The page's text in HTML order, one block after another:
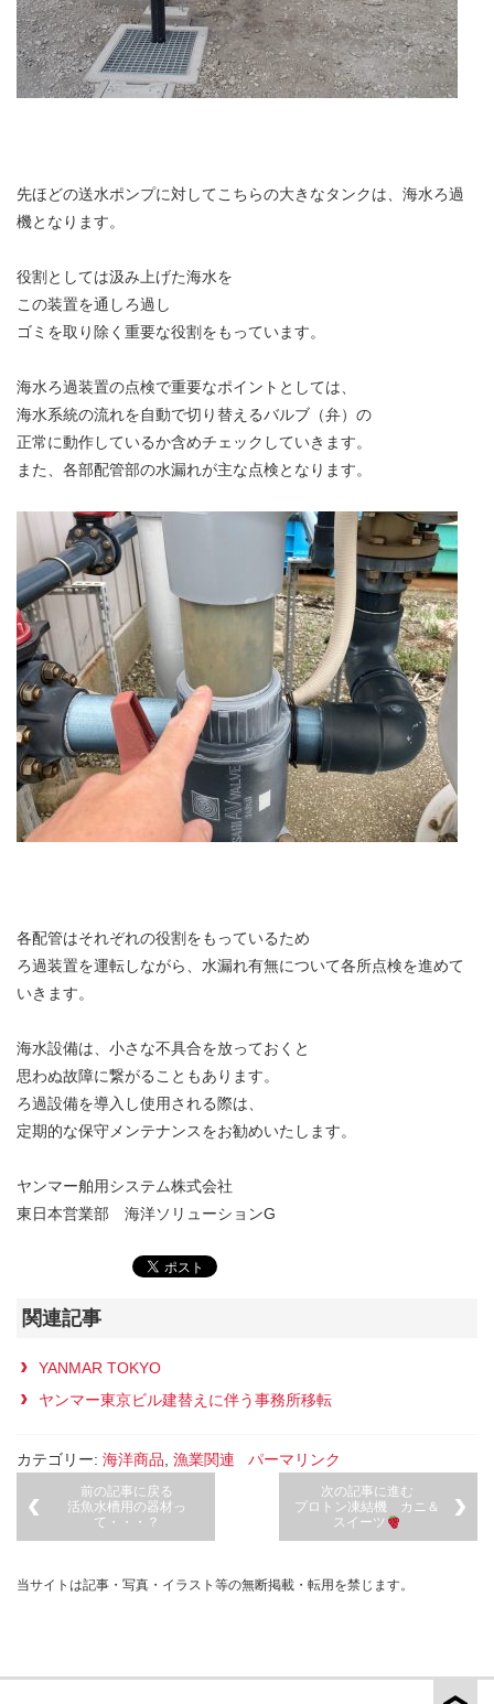
先ほどの送水ポンプに対してこちらの大きなタンクは、海水ろ過
機となります。
役割としては汲み上げた海水を
この装置を通しろ過し
ゴミを取り除く重要な役割をもっています。
海水ろ過装置の点検で重要なポイントとしては、
海水系統の流れを自動で切り替えるバルブ（弁）の
正常に動作しているか含めチェックしていきます。
また、各部配管部の水漏れが主な点検となります。
各配管はそれぞれの役割をもっているため
ろ過装置を運転しながら、水漏れ有無について各所点検を進めて
いきます。
海水設備は、小さな不具合を放っておくと
思わぬ故障に繋がることもあります。
ろ過設備を導入し使用される際は、
定期的な保守メンテナンスをお勧めいたします。
ヤンマー舶用システム株式会社
東日本営業部 海洋ソリューションG
関連記事
YANMAR TOKYO
ヤンマー東京ビル建替えに伴う事務所移転
カテゴリー: 海洋商品, 漁業関連 パーマリンク
前の記事に戻る
活魚水槽用の器材っ
て・・・？
次の記事に進む
プロトン凍結機 カニ＆
スイーツ
当サイトは記事・写真・イラスト等の無断掲載・転用を禁じます。